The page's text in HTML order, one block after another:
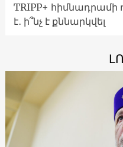
TRIPP+
է․ ի՞նչ է քննարկվել